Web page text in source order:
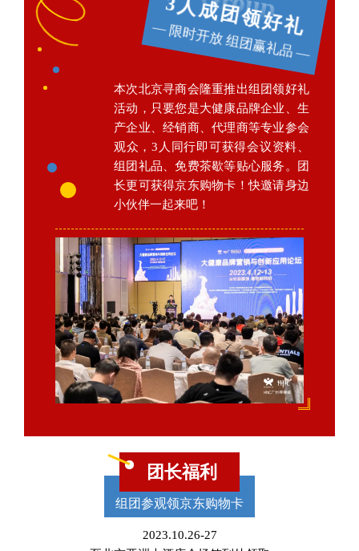
3人成团领好礼
— 限时开放 组团赢礼品 —
本次北京寻商会隆重推出组团领好礼
活动，只要您是大健康品牌企业、生
产企业、经销商、代理商等专业参会
观众，3人同行即可获得会议资料、
组团礼品、免费茶歇等贴心服务。团
长更可获得京东购物卡！快邀请身边
小伙伴一起来吧！
团长福利
组团参观领京东购物卡
2023.10.26-27